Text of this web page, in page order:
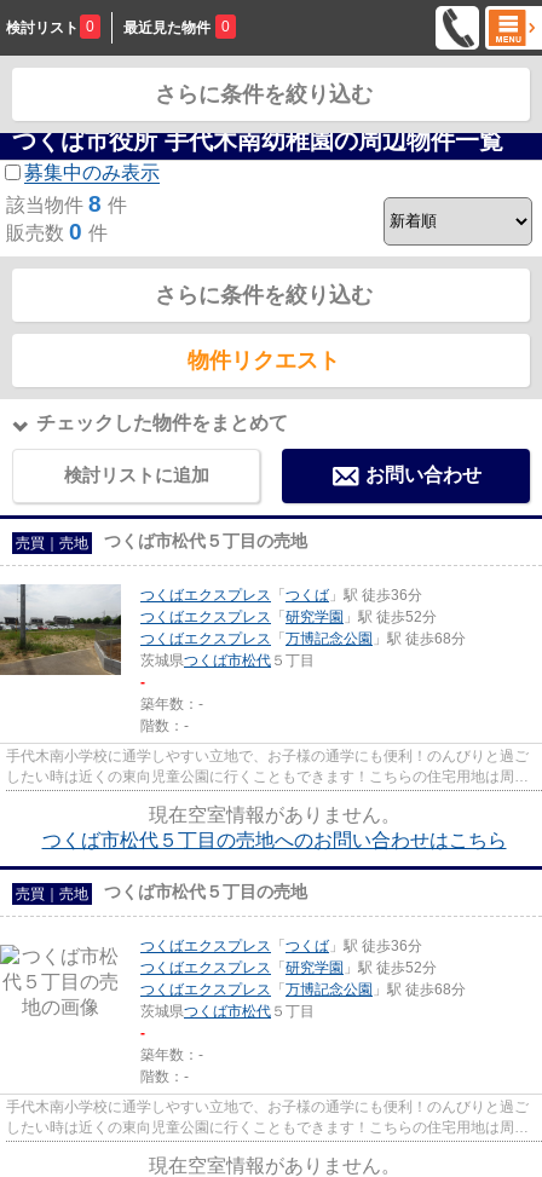
検討リスト 0 最近見た物件 0
つくば市役所 手代木南幼稚園の周辺物件一覧
募集中のみ表示
該当物件 8 件
販売数 0 件
さらに条件を絞り込む
物件リクエスト
チェックした物件をまとめて
検討リストに追加 お問い合わせ
売買｜売地 つくば市松代５丁目の売地
つくばエクスプレス 「 つくば 」駅 徒歩36分
つくばエクスプレス 「 研究学園 」駅 徒歩52分
つくばエクスプレス 「 万博記念公園 」駅 徒歩68分
茨城県つくば市松代 ５丁目
-
築年数：-
階数：-
手代木南小学校に通学しやすい立地で、お子様の通学にも便利！のんびりと過ご
したい時は近くの東向児童公園に行くこともできます！こちらの住宅用地は周囲
現在空室情報がありません。
つくば市松代５丁目の売地へのお問い合わせはこちら
売買｜売地 つくば市松代５丁目の売地
つくばエクスプレス 「 つくば 」駅 徒歩36分
つくばエクスプレス 「 研究学園 」駅 徒歩52分
つくばエクスプレス 「 万博記念公園 」駅 徒歩68分
茨城県つくば市松代 ５丁目
-
築年数：-
階数：-
手代木南小学校に通学しやすい立地で、お子様の通学にも便利！のんびりと過ご
したい時は近くの東向児童公園に行くこともできます！こちらの住宅用地は周囲
現在空室情報がありません。
さらに条件を絞り込む